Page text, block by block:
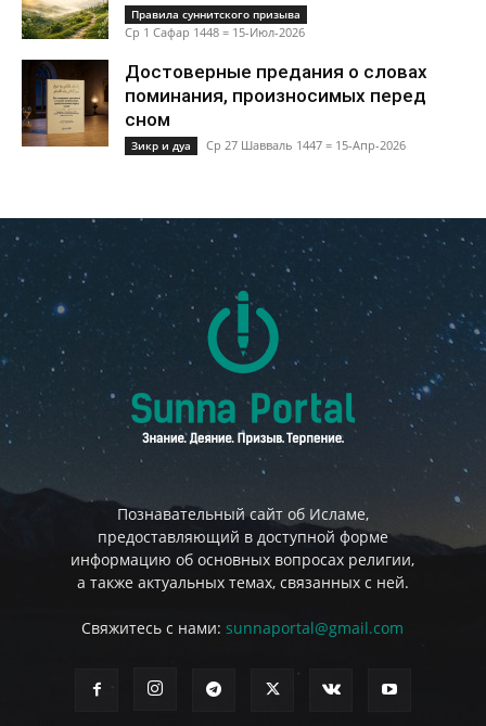
Правила суннитского призыва
Ср 1 Сафар 1448 = 15-Июл-2026
Достоверные предания о словах
поминания, произносимых перед
сном
Зикр и дуа Ср 27 Шавваль 1447 = 15-Апр-2026
Познавательный сайт об Исламе,
предоставляющий в доступной форме
информацию об основных вопросах религии,
а также актуальных темах, связанных с ней.
Свяжитесь с нами: sunnaportal@gmail.com